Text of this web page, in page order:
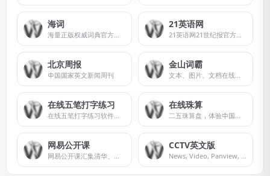
海词
海量正版权威词典官方网站
21英语网
21英语网21世纪报官方网站
北京周报
中国国家英文新闻周刊
金山词霸
文本、图片、文档在线翻译词典
在线五笔打字练习
在线五笔打字练习软件提供五笔字根练习、一级简码、二级简码、三级简码、键面汉字和词组练习
在线珠算
二五珠算盘，体验中国传统计算工具。
网易公开课
网易公开课汇集清华、北大、哈佛、耶鲁等世界名校共上千门课程，覆盖科学、经济、人文、哲学等22个领域，在这里你可以开拓视野看世界，获取有深度的好知识。
CCTV英文版
News, Video, Panview, This is China